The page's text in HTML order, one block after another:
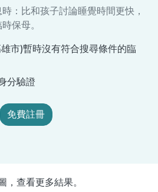
：比和孩子討論睡覺時間更快，
保母。
市)暫時沒有符合搜尋條件的臨
分驗證
免費註冊
，查看更多結果。